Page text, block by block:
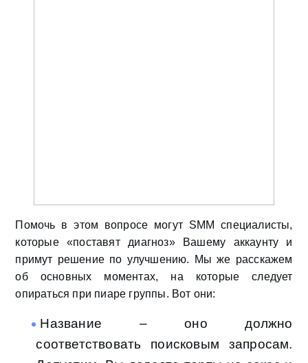
Помочь в этом вопросе могут SMM специалисты,
которые «поставят диагноз» Вашему аккаунту и
примут решение по улучшению. Мы же расскажем
об основных моментах, на которые следует
опираться при пиаре группы. Вот они:
Название – оно должно
соответствовать поисковым запросам.